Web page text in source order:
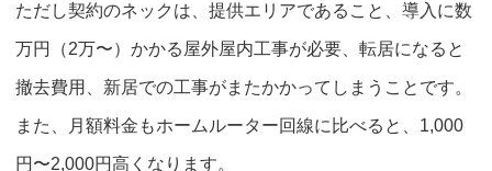
ただし契約のネックは、提供エリアであること、導入に数
万円（2万〜）かかる屋外屋内工事が必要、転居になると
撤去費用、新居での工事がまたかかってしまうことです。
また、月額料金もホームルーター回線に比べると、1,000
円〜2,000円高くなります。